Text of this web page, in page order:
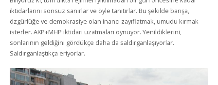
iktidarlarını sonsuz sanırlar ve öyle tanıtırlar. Bu şekilde barışa,
özgürlüğe ve demokrasiye olan inancı zayıflatmak, umudu kırmak
isterler. AKP+MHP iktidarı uzatmaları oynuyor. Yenildiklerini,
sonlarının geldiğini gördükçe daha da saldırganlaşıyorlar.
Saldırganlaştıkça eriyorlar.